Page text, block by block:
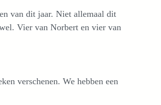
van dit jaar. Niet allemaal dit
Vier van Norbert en vier van
verschenen. We hebben een